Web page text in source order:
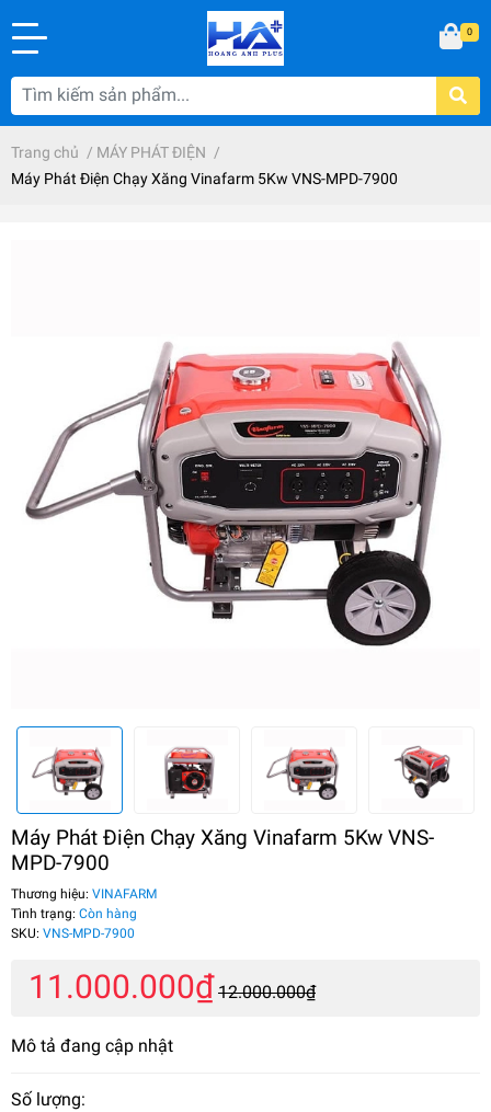
0
Trang chủ / MÁY PHÁT ĐIỆN /
Máy Phát Điện Chạy Xăng Vinafarm 5Kw VNS-MPD-7900
Máy Phát Điện Chạy Xăng Vinafarm 5Kw VNS-
MPD-7900
Thương hiệu: VINAFARM
Tình trạng: Còn hàng
SKU: VNS-MPD-7900
11.000.000₫ 12.000.000₫
Mô tả đang cập nhật
Số lượng: